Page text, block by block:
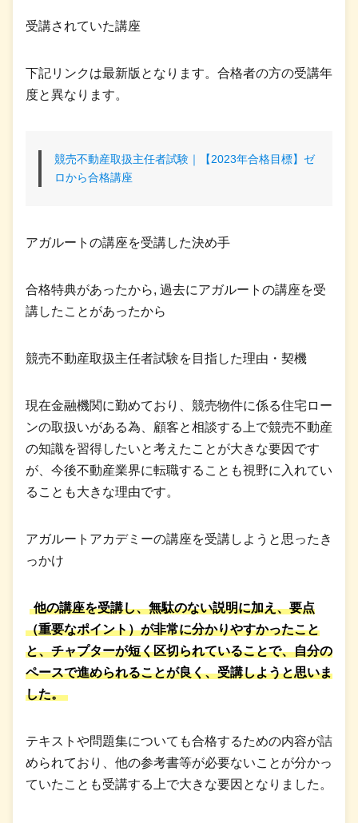
受講されていた講座
下記リンクは最新版となります。合格者の方の受講年
度と異なります。
競売不動産取扱主任者試験｜【2023年合格目標】ゼ
ロから合格講座
アガルートの講座を受講した決め手
合格特典があったから, 過去にアガルートの講座を受
講したことがあったから
競売不動産取扱主任者試験を目指した理由・契機
現在金融機関に勤めており、競売物件に係る住宅ロー
ンの取扱いがある為、顧客と相談する上で競売不動産
の知識を習得したいと考えたことが大きな要因です
が、今後不動産業界に転職することも視野に入れてい
ることも大きな理由です。
アガルートアカデミーの講座を受講しようと思ったき
っかけ
他の講座を受講し、無駄のない説明に加え、要点
（重要なポイント）が非常に分かりやすかったこと
と、チャプターが短く区切られていることで、自分の
ペースで進められることが良く、受講しようと思いま
した。
テキストや問題集についても合格するための内容が詰
められており、他の参考書等が必要ないことが分かっ
ていたことも受講する上で大きな要因となりました。